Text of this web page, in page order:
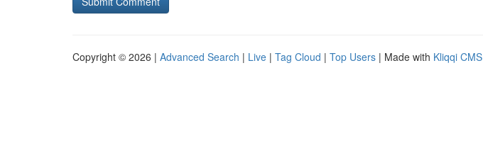
Copyright © 2026 | Advanced Search | Live | Tag Cloud | Top Users | Made with Kliqqi CMS